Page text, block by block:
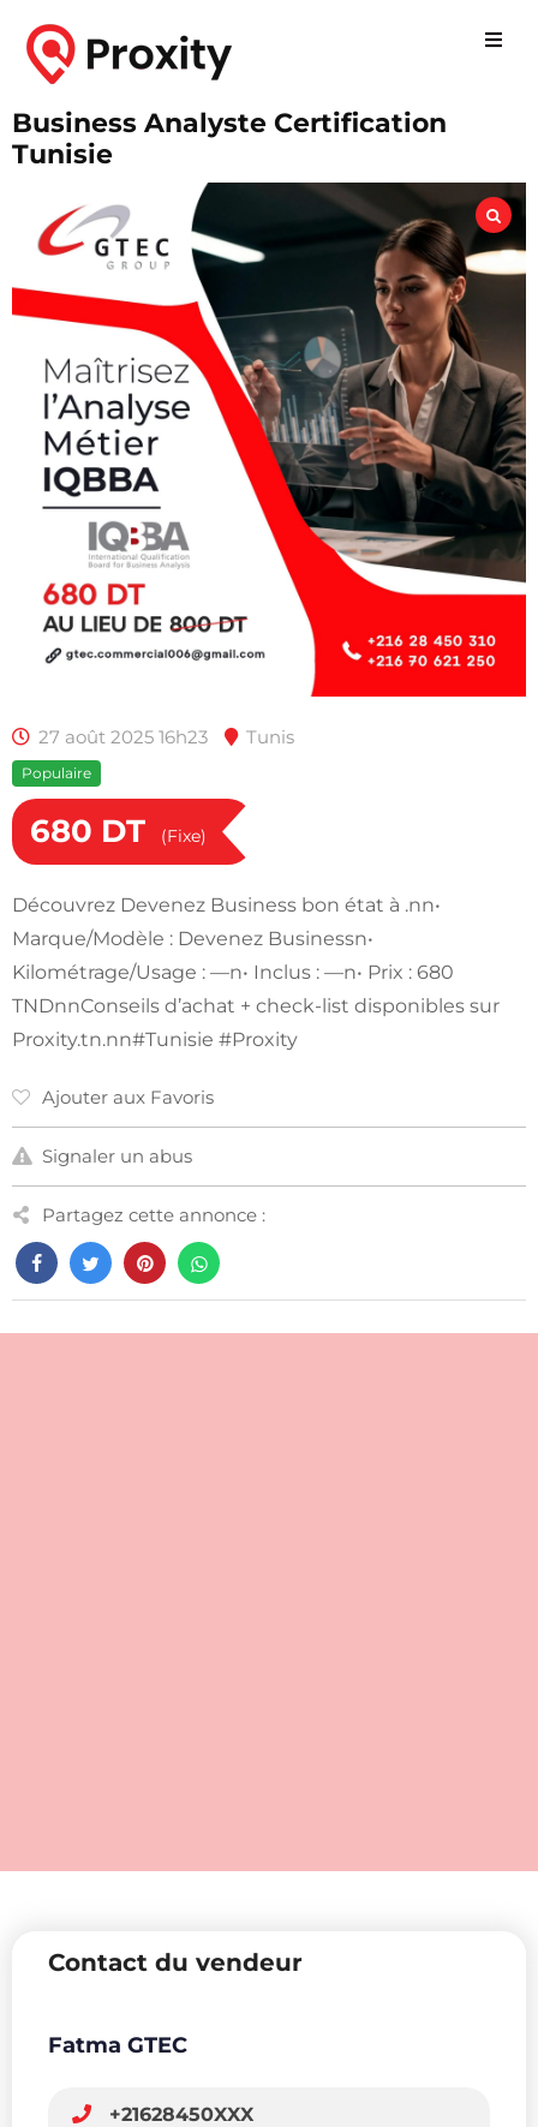
Business Analyste Certification
Tunisie
27 août 2025 16h23 Tunis
Populaire
680 DT (Fixe)
Découvrez Devenez Business bon état à .nn•
Marque/Modèle : Devenez Businessn•
Kilométrage/Usage : —n• Inclus : —n• Prix : 680
TNDnnConseils d’achat + check-list disponibles sur
Proxity.tn.nn#Tunisie #Proxity
Ajouter aux Favoris
Signaler un abus
Partagez cette annonce :
Contact du vendeur
Fatma GTEC
+21628450XXX